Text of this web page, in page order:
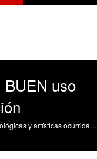
BUEN uso
Divulgación de las actividades científicas, tecnológicas y artísticas ocurridas en los tres campus de la UPV